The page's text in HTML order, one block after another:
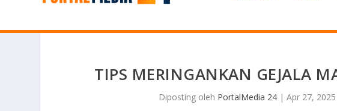
TIPS MERINGANKAN GEJALA
Diposting oleh PortalMedia 24| Apr 27, 2025